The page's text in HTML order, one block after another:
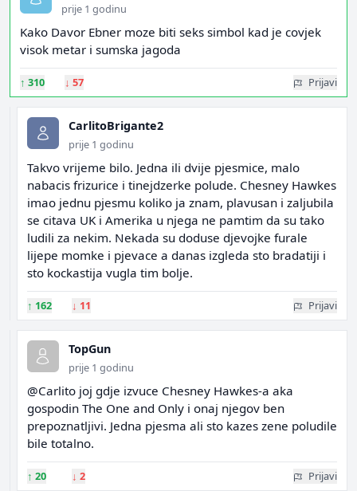
prije 1 godinu
Kako Davor Ebner moze biti seks simbol kad je covjek
visok metar i sumska jagoda
↑ 310 ↓ 57 Prijavi
CarlitoBrigante2
prije 1 godinu
Takvo vrijeme bilo. Jedna ili dvije pjesmice, malo
nabacis frizurice i tinejdzerke polude. Chesney Hawkes
imao jednu pjesmu koliko ja znam, plavusan i zaljubila
se citava UK i Amerika u njega ne pamtim da su tako
ludili za nekim. Nekada su doduse djevojke furale
lijepe momke i pjevace a danas izgleda sto bradatiji i
sto kockastija vugla tim bolje.
↑ 162 ↓ 11 Prijavi
TopGun
prije 1 godinu
@Carlito joj gdje izvuce Chesney Hawkes-a aka
gospodin The One and Only i onaj njegov ben
prepoznatljivi. Jedna pjesma ali sto kazes zene poludile
bile totalno.
↑ 20 ↓ 2 Prijavi